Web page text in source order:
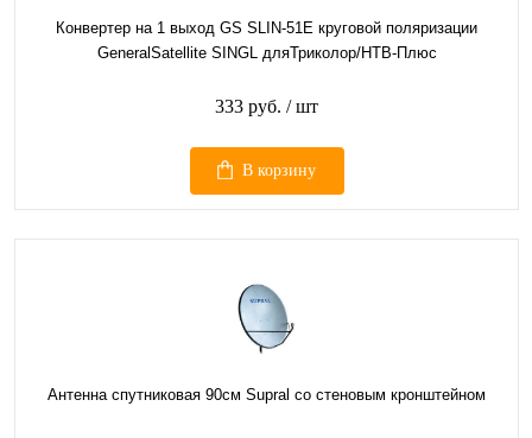
Конвертер на 1 выход GS SLIN-51E круговой поляризации
GeneralSatellite SINGL дляТриколор/НТВ-Плюс
333 руб. / шт
В корзину
Антенна спутниковая 90см Supral со стеновым кронштейном